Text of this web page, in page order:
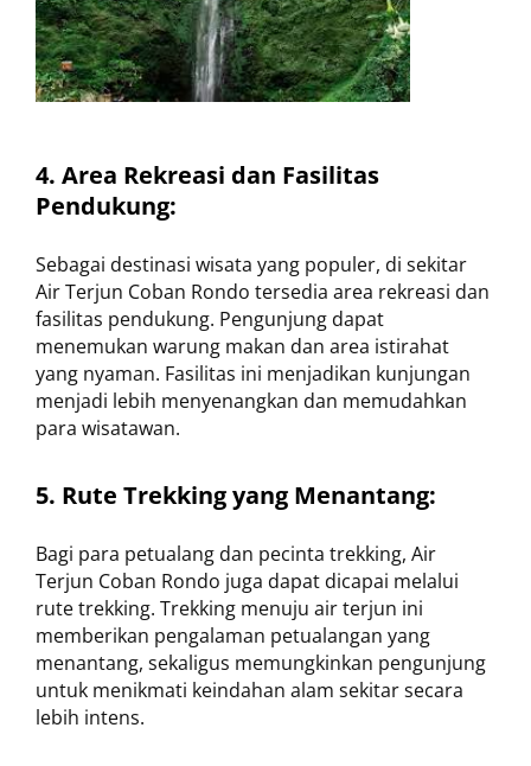
4. Area Rekreasi dan Fasilitas
Pendukung:
Sebagai destinasi wisata yang populer, di sekitar
Air Terjun Coban Rondo tersedia area rekreasi dan
fasilitas pendukung. Pengunjung dapat
menemukan warung makan dan area istirahat
yang nyaman. Fasilitas ini menjadikan kunjungan
menjadi lebih menyenangkan dan memudahkan
para wisatawan.
5. Rute Trekking yang Menantang:
Bagi para petualang dan pecinta trekking, Air
Terjun Coban Rondo juga dapat dicapai melalui
rute trekking. Trekking menuju air terjun ini
memberikan pengalaman petualangan yang
menantang, sekaligus memungkinkan pengunjung
untuk menikmati keindahan alam sekitar secara
lebih intens.